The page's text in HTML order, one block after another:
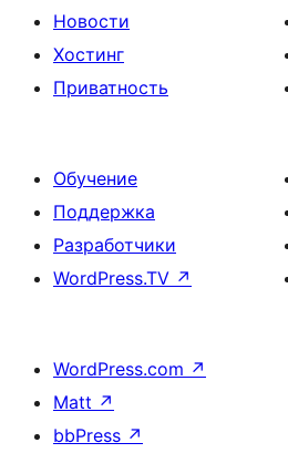
Новости
Хостинг
Приватность
Обучение
Поддержка
Разработчики
WordPress.TV ↗
WordPress.com ↗
Matt ↗
bbPress ↗